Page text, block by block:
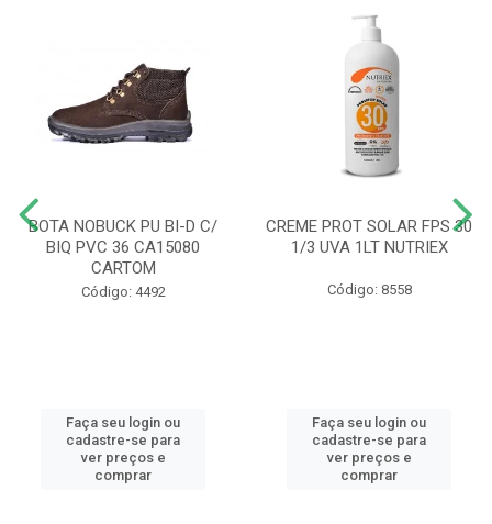
BOTA NOBUCK PU BI-D C/
BIQ PVC 36 CA15080
CARTOM
Código: 4492
Faça seu login ou
cadastre-se para
ver preços e
comprar
CREME PROT SOLAR FPS 30
1/3 UVA 1LT NUTRIEX
Código: 8558
Faça seu login ou
cadastre-se para
ver preços e
comprar